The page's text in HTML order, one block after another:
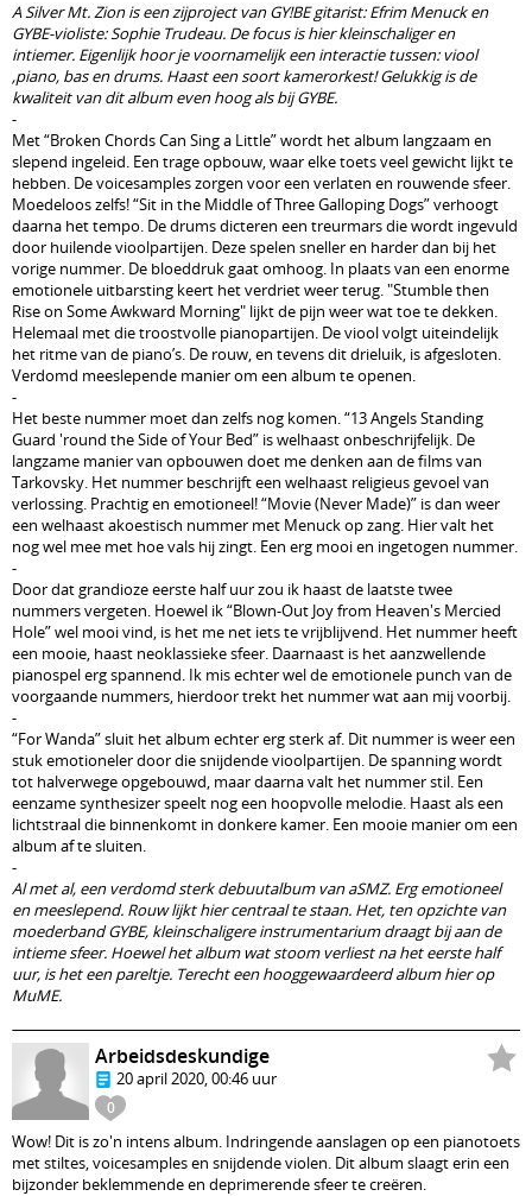
A Silver Mt. Zion is een zijproject van GY!BE gitarist: Efrim Menuck en
GYBE-violiste: Sophie Trudeau. De focus is hier kleinschaliger en
intiemer. Eigenlijk hoor je voornamelijk een interactie tussen: viool
,piano, bas en drums. Haast een soort kamerorkest! Gelukkig is de
kwaliteit van dit album even hoog als bij GYBE.
-
Met “Broken Chords Can Sing a Little” wordt het album langzaam en
slepend ingeleid. Een trage opbouw, waar elke toets veel gewicht lijkt te
hebben. De voicesamples zorgen voor een verlaten en rouwende sfeer.
Moedeloos zelfs! “Sit in the Middle of Three Galloping Dogs” verhoogt
daarna het tempo. De drums dicteren een treurmars die wordt ingevuld
door huilende vioolpartijen. Deze spelen sneller en harder dan bij het
vorige nummer. De bloeddruk gaat omhoog. In plaats van een enorme
emotionele uitbarsting keert het verdriet weer terug. "Stumble then
Rise on Some Awkward Morning" lijkt de pijn weer wat toe te dekken.
Helemaal met die troostvolle pianopartijen. De viool volgt uiteindelijk
het ritme van de piano’s. De rouw, en tevens dit drieluik, is afgesloten.
Verdomd meeslepende manier om een album te openen.
-
Het beste nummer moet dan zelfs nog komen. “13 Angels Standing
Guard 'round the Side of Your Bed” is welhaast onbeschrijfelijk. De
langzame manier van opbouwen doet me denken aan de films van
Tarkovsky. Het nummer beschrijft een welhaast religieus gevoel van
verlossing. Prachtig en emotioneel! “Movie (Never Made)” is dan weer
een welhaast akoestisch nummer met Menuck op zang. Hier valt het
nog wel mee met hoe vals hij zingt. Een erg mooi en ingetogen nummer.
-
Door dat grandioze eerste half uur zou ik haast de laatste twee
nummers vergeten. Hoewel ik “Blown-Out Joy from Heaven's Mercied
Hole” wel mooi vind, is het me net iets te vrijblijvend. Het nummer heeft
een mooie, haast neoklassieke sfeer. Daarnaast is het aanzwellende
pianospel erg spannend. Ik mis echter wel de emotionele punch van de
voorgaande nummers, hierdoor trekt het nummer wat aan mij voorbij.
-
“For Wanda” sluit het album echter erg sterk af. Dit nummer is weer een
stuk emotioneler door die snijdende vioolpartijen. De spanning wordt
tot halverwege opgebouwd, maar daarna valt het nummer stil. Een
eenzame synthesizer speelt nog een hoopvolle melodie. Haast als een
lichtstraal die binnenkomt in donkere kamer. Een mooie manier om een
album af te sluiten.
-
Al met al, een verdomd sterk debuutalbum van aSMZ. Erg emotioneel
en meeslepend. Rouw lijkt hier centraal te staan. Het, ten opzichte van
moederband GYBE, kleinschaligere instrumentarium draagt bij aan de
intieme sfeer. Hoewel het album wat stoom verliest na het eerste half
uur, is het een pareltje. Terecht een hooggewaardeerd album hier op
MuME.
0
Arbeidsdeskundige
20 april 2020, 00:46 uur
Wow! Dit is zo'n intens album. Indringende aanslagen op een pianotoets
met stiltes, voicesamples en snijdende violen. Dit album slaagt erin een
bijzonder beklemmende en deprimerende sfeer te creëren.